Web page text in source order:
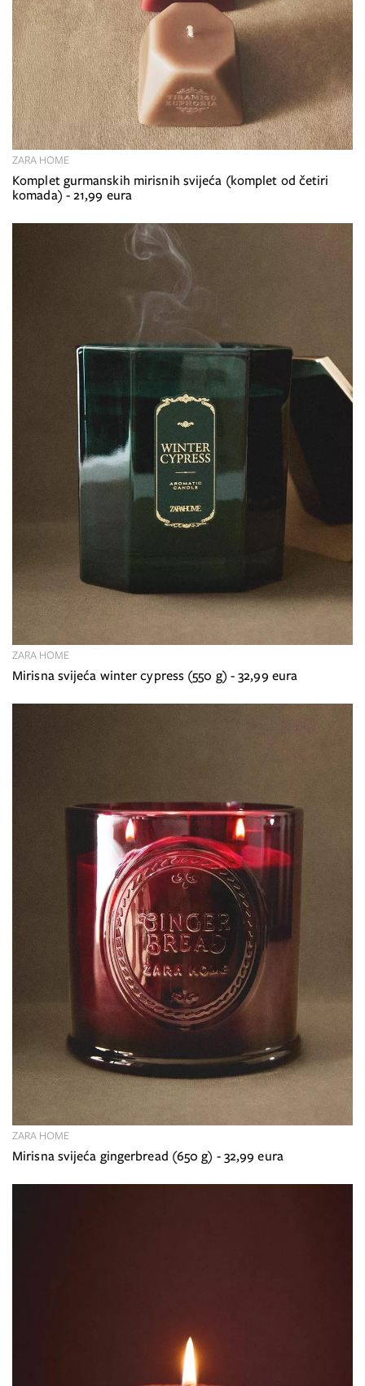
Komplet gurmanskih mirisnih svijeća (komplet od četiri
komada) - 21,99 eura
ZARA HOME
Mirisna svijeća winter cypress (550 g) - 32,99 eura
ZARA HOME
Mirisna svijeća gingerbread (650 g) - 32,99 eura
ZARA HOME